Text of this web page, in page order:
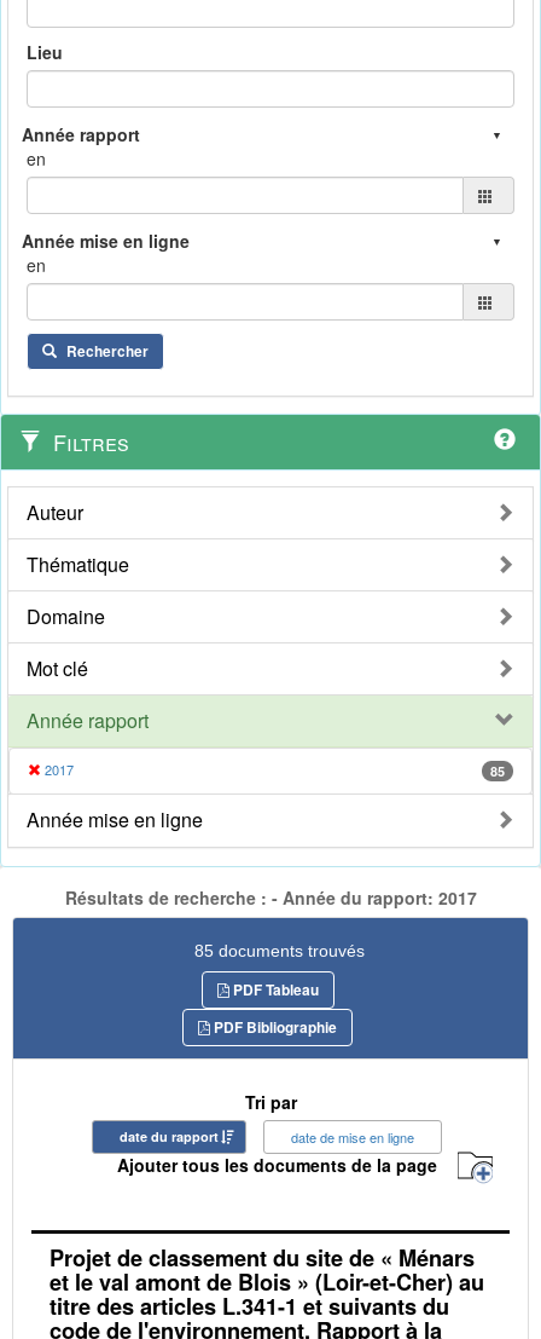
Lieu
en
en
Rechercher
Filtres
Auteur
Thématique
Domaine
Mot clé
Année rapport
2017 85
Année mise en ligne
Résultats de recherche : - Année du rapport: 2017
85 documents trouvés
PDF Tableau
PDF Bibliographie
Tri par
date du rapport date de mise en ligne
Ajouter tous les documents de la page
Projet de classement du site de « Ménars
et le val amont de Blois » (Loir-et-Cher) au
titre des articles L.341-1 et suivants du
code de l'environnement. Rapport à la